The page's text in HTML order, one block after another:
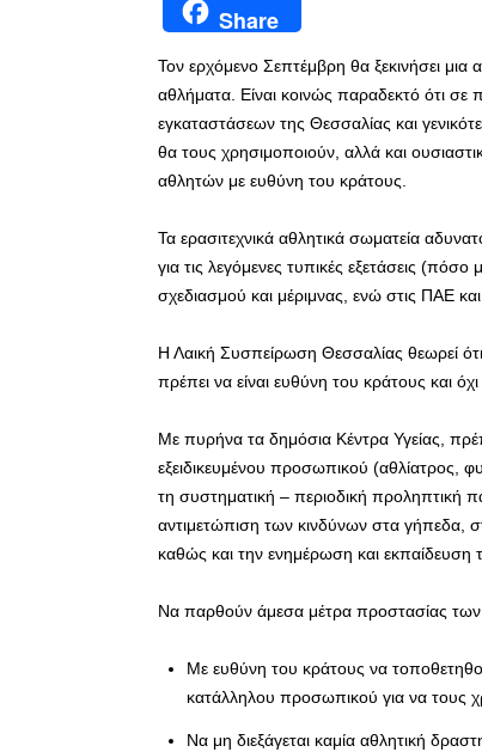
Share
Τον ερχόμενο Σεπτέμβρη θα ξεκινήσει μια
αθλήματα. Είναι κοινώς παραδεκτό ότι
εγκαταστάσεων της Θεσσαλίας και
θα τους χρησιμοποιούν, αλλά και
αθλητών με ευθύνη του κράτους.
Τα ερασιτεχνικά αθλητικά σωματεία
για τις λεγόμενες τυπικές εξετάσεις (πόσο
σχεδιασμού και μέριμνας, ενώ στις ΠΑΕ
Η Λαική Συσπείρωση Θεσσαλίας θεωρεί
πρέπει να είναι ευθύνη του κράτους και
Με πυρήνα τα δημόσια Κέντρα Υγείας,
εξειδικευμένου προσωπικού (αθλίατρος,
τη συστηματική – περιοδική προληπτική
αντιμετώπιση των κινδύνων στα γήπεδα,
καθώς και την ενημέρωση και
Να παρθούν άμεσα μέτρα προστασίας
Με ευθύνη του κράτους να
κατάλληλου προσωπικού για να τους
Να μη διεξάγεται καμία αθλητική